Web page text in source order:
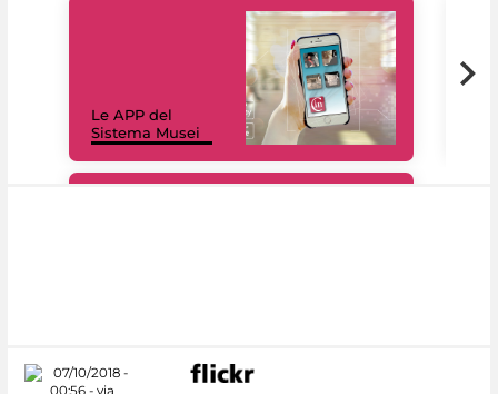
Le APP del
Sistema Musei